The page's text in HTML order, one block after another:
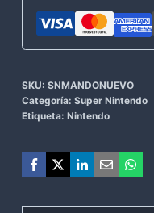
SKU: SNMANDONUEVO
Categoría: Super Nintendo
Etiqueta: Nintendo